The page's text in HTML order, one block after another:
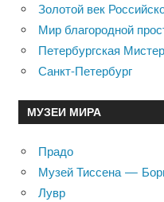
Золотой век
Мир благородной
Петербургская
Санкт-Петербург
МУЗЕИ МИРА
Прадо
Музей Тиссена —
Лувр